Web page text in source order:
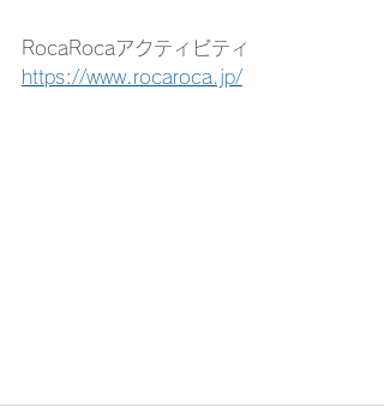
RocaRocaアクティビティ
https://www.rocaroca.jp/